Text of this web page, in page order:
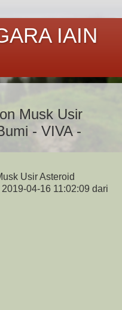
IAIN
Musk Usir
- VIVA -
Usir Asteroid
04-16 11:02:09 dari